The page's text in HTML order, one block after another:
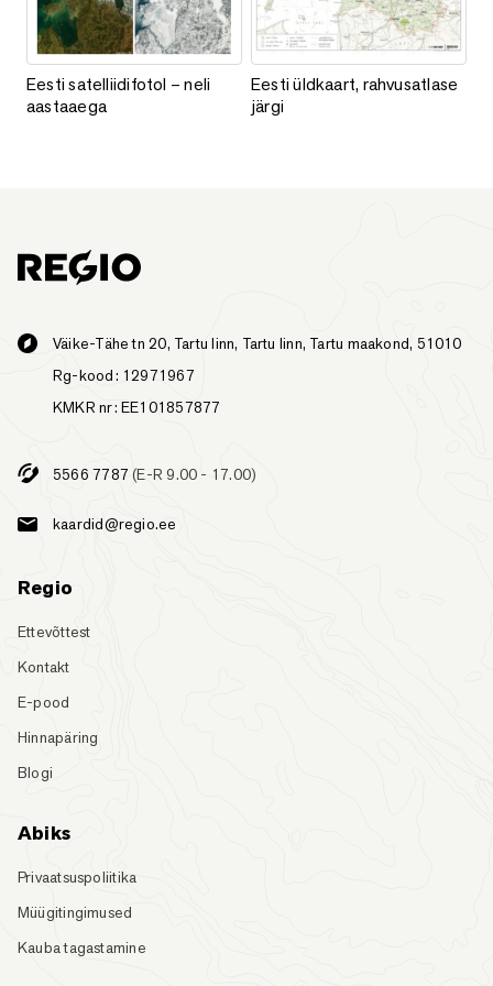
Eesti satelliidifotol – neli aastaaega
Eesti satelliidifotol – neli
aastaaega
Eesti üldkaart, rahvusatlase
Eesti üldkaart, rahvusatlase
järgi
Väike-Tähe tn 20, Tartu linn, Tartu linn, Tartu maakond, 51010
Rg-kood: 12971967
KMKR nr: EE101857877
5566 7787 (E-R 9.00 - 17.00)
kaardid@regio.ee
Regio
Ettevõttest
Kontakt
E-pood
Hinnapäring
Blogi
Abiks
Privaatsuspoliitika
Müügitingimused
Kauba tagastamine